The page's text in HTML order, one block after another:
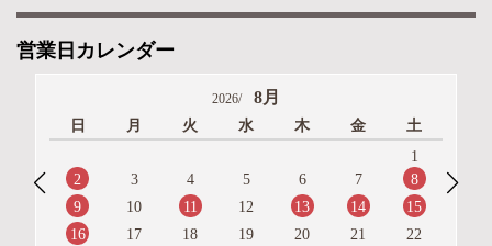
営業日カレンダー
2026/ 8月
日 月 火 水 木 金
土
1
2
3 4 5 6 7
8
9
10 11 12 13 14
15
16
17 18 19 20 21
22